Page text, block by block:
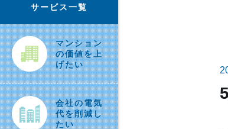
サービス一覧
マンション
の価値を上
げたい
会社の電気
代を削減し
たい